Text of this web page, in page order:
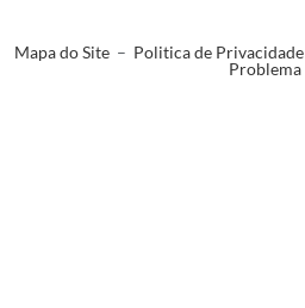
Mapa do Site – Politica de Privacidade
Problema